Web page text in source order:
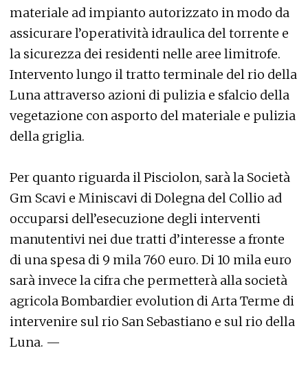
materiale ad impianto autorizzato in modo da
assicurare l’operatività idraulica del torrente e
la sicurezza dei residenti nelle aree limitrofe.
Intervento lungo il tratto terminale del rio della
Luna attraverso azioni di pulizia e sfalcio della
vegetazione con asporto del materiale e pulizia
della griglia.
Per quanto riguarda il Pisciolon, sarà la Società
Gm Scavi e Miniscavi di Dolegna del Collio ad
occuparsi dell’esecuzione degli interventi
manutentivi nei due tratti d’interesse a fronte
di una spesa di 9 mila 760 euro. Di 10 mila euro
sarà invece la cifra che permetterà alla società
agricola Bombardier evolution di Arta Terme di
intervenire sul rio San Sebastiano e sul rio della
Luna. —